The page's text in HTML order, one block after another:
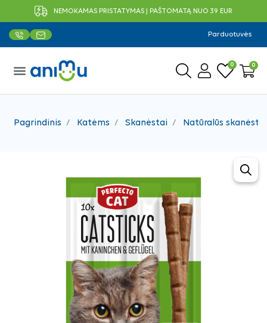
NEMOKAMAS PRISTATYMAS Į PAŠTOMATĄ NUO 39 EUR
Parduotuvės
menu 0 0
Pagrindinis Katėms Skanėstai Natūralūs skanėstai